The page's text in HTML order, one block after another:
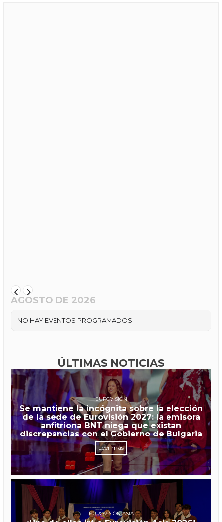
AGOSTO DE 2026
NO HAY EVENTOS PROGRAMADOS
ÚLTIMAS NOTICIAS
EUROVISIÓN
Se mantiene la incógnita sobre la elección
de la sede de Eurovisión 2027: la emisora
anfitriona BNT niega que existan
discrepancias con el Gobierno de Bulgaria
Leer más
EUROVISIÓN ASIA